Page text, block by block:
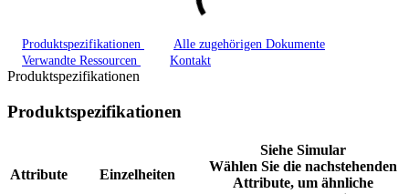
Produktspezifikationen
Alle zugehörigen Dokumente
Verwandte Ressourcen
Kontakt
Produktspezifikationen
Produktspezifikationen
Attribute Einzelheiten
Siehe Simular
Wählen Sie die nachstehenden
Attribute, um ähnliche